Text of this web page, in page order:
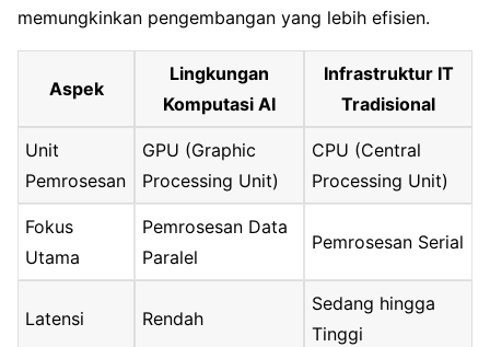
memungkinkan pengembangan yang lebih efisien.
Aspek
Lingkungan
Komputasi AI
Infrastruktur IT
Tradisional
Unit
Pemrosesan
GPU (Graphic
Processing Unit)
CPU (Central
Processing Unit)
Fokus
Utama
Pemrosesan Data
Paralel
Pemrosesan Serial
Latensi Rendah
Sedang hingga
Tinggi